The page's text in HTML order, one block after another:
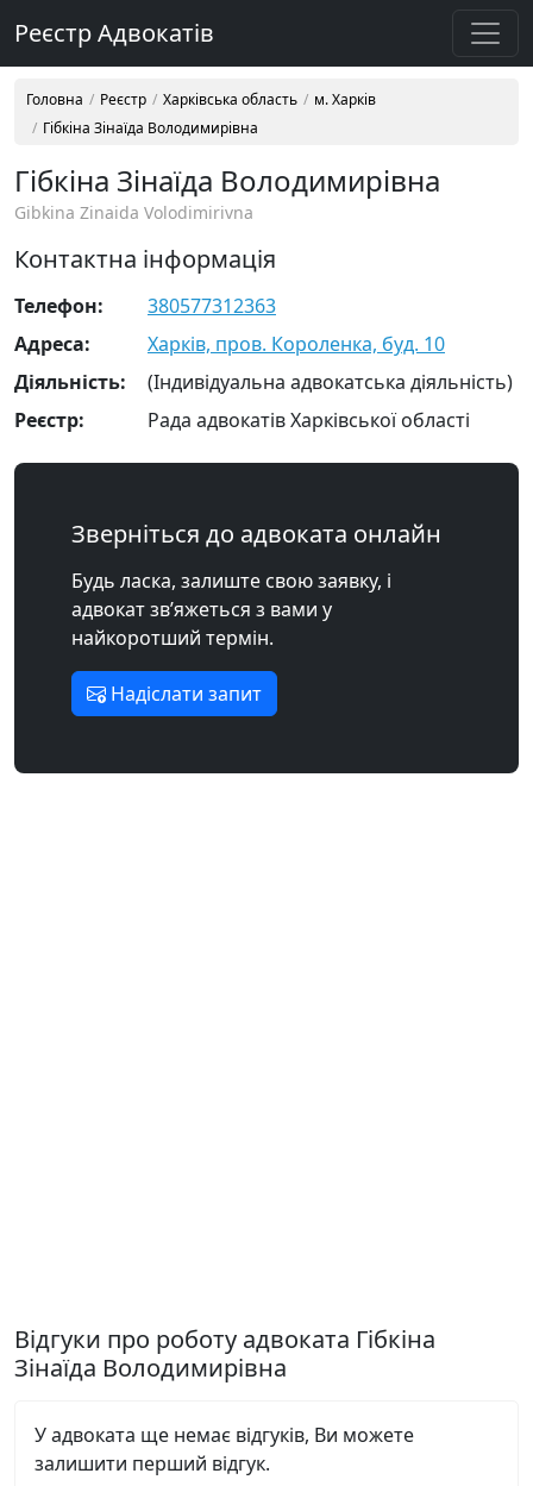
Реєстр Адвокатів
Головна Реєстр Харківська область
м. Харків
Гібкіна Зінаїда Володимирівна
Гібкіна Зінаїда Володимирівна
Gibkina Zinaida Volodimirivna
Контактна інформація
Телефон:
380577312363
Адреса:
Харків, пров. Короленка, буд. 10
Діяльність:
(Індивідуальна адвокатська діяльність)
Реєстр:
Рада адвокатів Харківської області
Зверніться до адвоката онлайн
Будь ласка, залиште свою заявку, і
адвокат зв’яжеться з вами у
найкоротший термін.
Надіслати запит
Відгуки про роботу адвоката Гібкіна
Зінаїда Володимирівна
У адвоката ще немає відгуків, Ви можете
залишити перший відгук.